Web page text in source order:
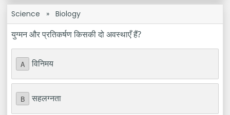
Science » Biology
युग्मन और प्रतिकर्षण किसकी दो अवस्थाएँ हैं?
A विनिमय
B सहलग्नता